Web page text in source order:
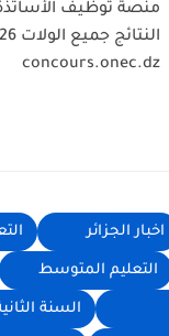
الآن إعلان
النتائج جميع الولات 2026 -
الابتدائي
الجيل الثاني